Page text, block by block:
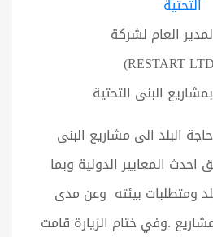
العام لشركة
البنى التحتية
البلد الى مشاريع البنى
احدث المعايير الدولية وبما
ومتطلبات بيئته وعن مدى
.وفي ختام الزيارة قامت